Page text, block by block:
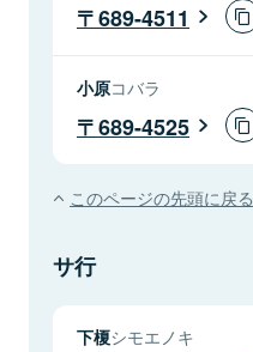
689-4511
小原コバラ
689-4525
このページの先頭に戻る
サ行
下榎シモエノキ